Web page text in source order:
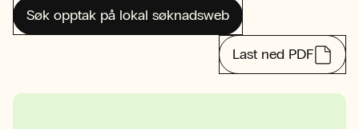
Søk opptak på lokal søknadsweb
Last ned PDF